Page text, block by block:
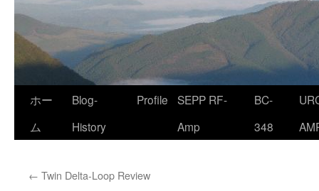
ホー
ム
Blog-
History
Profile
SEPP RF-
Amp
BC-
348
← Twin Delta-Loop Review